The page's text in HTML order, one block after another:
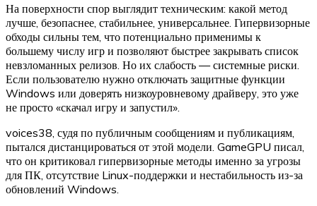
На поверхности спор выглядит техническим: какой метод
лучше, безопаснее, стабильнее, универсальнее. Гипервизорные
обходы сильны тем, что потенциально применимы к
большему числу игр и позволяют быстрее закрывать список
невзломанных релизов. Но их слабость — системные риски.
Если пользователю нужно отключать защитные функции
Windows или доверять низкоуровневому драйверу, это уже
не просто «скачал игру и запустил».
voices38, судя по публичным сообщениям и публикациям,
пытался дистанцироваться от этой модели. GameGPU писал,
что он критиковал гипервизорные методы именно за угрозы
для ПК, отсутствие Linux-поддержки и нестабильность из-за
обновлений Windows.